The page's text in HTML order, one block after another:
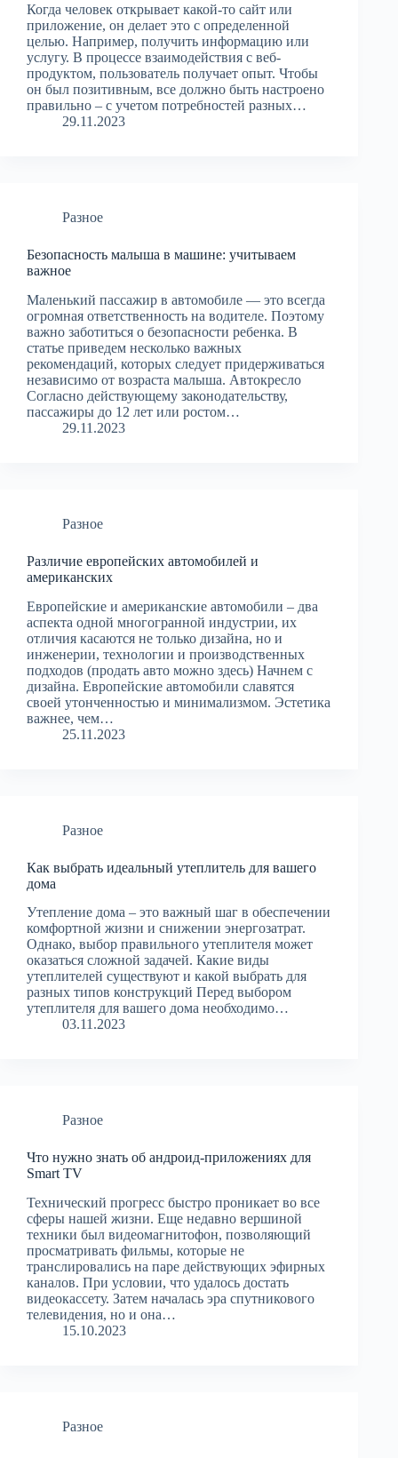
Когда человек открывает какой-то сайт или
приложение, он делает это с определенной
целью. Например, получить информацию или
услугу. В процессе взаимодействия с веб-
продуктом, пользователь получает опыт. Чтобы
он был позитивным, все должно быть настроено
правильно – с учетом потребностей разных…
29.11.2023
Разное
Безопасность малыша в машине: учитываем
важное
Маленький пассажир в автомобиле — это всегда
огромная ответственность на водителе. Поэтому
важно заботиться о безопасности ребенка. В
статье приведем несколько важных
рекомендаций, которых следует придерживаться
независимо от возраста малыша. Автокресло
Согласно действующему законодательству,
пассажиры до 12 лет или ростом…
29.11.2023
Разное
Различие европейских автомобилей и
американских
Европейские и американские автомобили – два
аспекта одной многогранной индустрии, их
отличия касаются не только дизайна, но и
инженерии, технологии и производственных
подходов (продать авто можно здесь) Начнем с
дизайна. Европейские автомобили славятся
своей утонченностью и минимализмом. Эстетика
важнее, чем…
25.11.2023
Разное
Как выбрать идеальный утеплитель для вашего
дома
Утепление дома – это важный шаг в обеспечении
комфортной жизни и снижении энергозатрат.
Однако, выбор правильного утеплителя может
оказаться сложной задачей. Какие виды
утеплителей существуют и какой выбрать для
разных типов конструкций Перед выбором
утеплителя для вашего дома необходимо…
03.11.2023
Разное
Что нужно знать об андроид-приложениях для
Smart TV
Технический прогресс быстро проникает во все
сферы нашей жизни. Еще недавно вершиной
техники был видеомагнитофон, позволяющий
просматривать фильмы, которые не
транслировались на паре действующих эфирных
каналов. При условии, что удалось достать
видеокассету. Затем началась эра спутникового
телевидения, но и она…
15.10.2023
Разное